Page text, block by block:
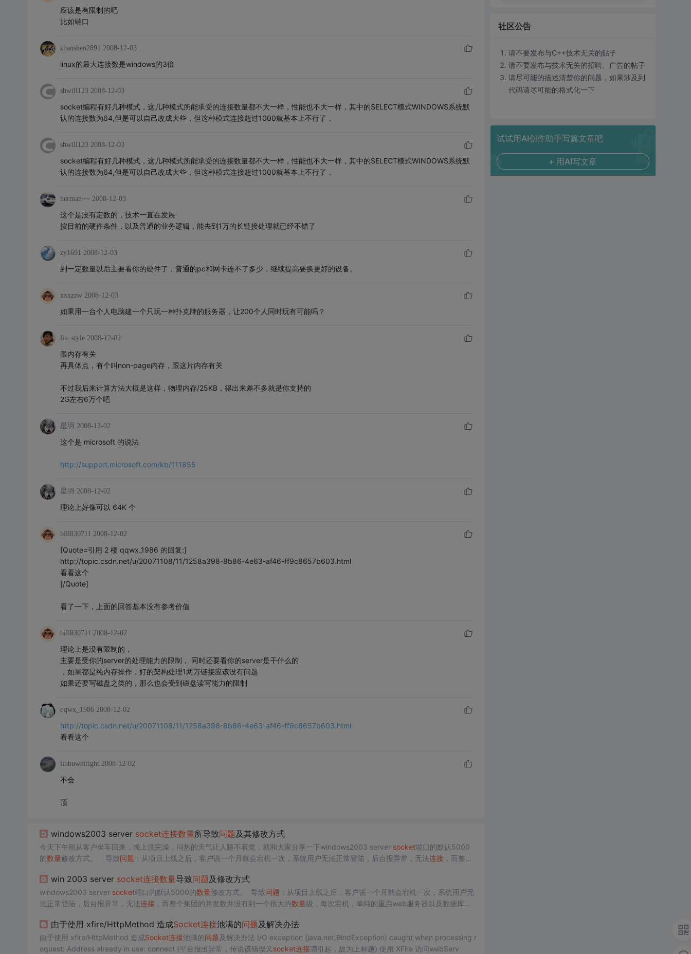
应该是有限制的吧
比如端口
zhanshen2891 2008-12-03
linux的最大连接数是windows的3倍
shwill123 2008-12-03
socket编程有好几种模式，这几种模式所能承受的连接数量都不大一样，性能也不大一样，其中的SELECT模式WINDOWS系统默
认的连接数为64,但是可以自己改成大些，但这种模式连接超过1000就基本上不行了，
shwill123 2008-12-03
socket编程有好几种模式，这几种模式所能承受的连接数量都不大一样，性能也不大一样，其中的SELECT模式WINDOWS系统默
认的连接数为64,但是可以自己改成大些，但这种模式连接超过1000就基本上不行了，
herman~~ 2008-12-03
这个是没有定数的，技术一直在发展
按目前的硬件条件，以及普通的业务逻辑，能去到1万的长链接处理就已经不错了
zy1691 2008-12-03
到一定数量以后主要看你的硬件了，普通的pc和网卡连不了多少，继续提高要换更好的设备。
xxxzzw 2008-12-03
如果用一台个人电脑建一个只玩一种扑克牌的服务器，让200个人同时玩有可能吗？
lin_style 2008-12-02
跟内存有关
再具体点，有个叫non-page内存，跟这片内存有关
不过我后来计算方法大概是这样，物理内存/25KB，得出来差不多就是你支持的
2G左右6万个吧
星羽 2008-12-02
这个是 microsoft 的说法
http://support.microsoft.com/kb/111855
星羽 2008-12-02
理论上好像可以 64K 个
bill830711 2008-12-02
[Quote=引用 2 楼 qqwx_1986 的回复:]
http://topic.csdn.net/u/20071108/11/1258a398-8b86-4e63-af46-ff9c8657b603.html
看看这个
[/Quote]
看了一下，上面的回答基本没有参考价值
bill830711 2008-12-02
理论上是没有限制的，
主要是受你的server的处理能力的限制， 同时还要看你的server是干什么的
，如果都是纯内存操作，好的架构处理1两万链接应该没有问题
如果还要写磁盘之类的，那么也会受到磁盘读写能力的限制
qqwx_1986 2008-12-02
http://topic.csdn.net/u/20071108/11/1258a398-8b86-4e63-af46-ff9c8657b603.html
看看这个
liubuweiright 2008-12-02
不会
顶
windows2003 server socket连接数量所导致问题及其修改方式
今天下午刚从客户坐车回来，晚上洗完澡，闷热的天气让人睡不着觉，就和大家分享一下windows2003 server socket端口的默认5000
的数量 修改方式。 导致问题 ：从项目上线之后，客户说一个月就会宕机一次，系统用户无法正常登陆，后台报异常，无法连接，而整个
win 2003 server socket连接数量导致问题及修改方式
windows2003 server socket端口的默认5000的数量 修改方式。 导致问题 ：从项目上线之后，客户说一个月就会宕机一次，系统用户无
法正常登陆，后台报异常，无法连接，而整个集团的并发数并没有到一个很大的数量级，每次宕机，单纯的重启web服务器以及数据库服
由于使用 xfire/HttpMethod 造成Socket连接池满的问题及解决办法
由于使用 xfire/HttpMethod 造成Socket连接池满的问题及解决办法 I/O exception (java.net.BindException) caught when processing r
equest: Address already in use: connect (平台报出异常，传说该错误又 socket连接满引起，故为上标题) 使用 XFire 访问webServ
社区公告
请不要发布与C++技术无关的贴子
请不要发布与技术无关的招聘、广告的帖子
请尽可能的描述清楚你的问题，如果涉及到
代码请尽可能的格式化一下
试试用AI创作助手写篇文章吧
+ 用AI写文章